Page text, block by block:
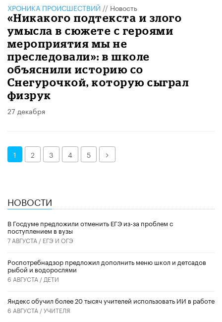
ХРОНИКА ПРОИСШЕСТВИЙ // Новость
«Никакого подтекста и злого
умысла в сюжете с героями
мероприятия мы не
преследовали»: в школе
объяснили историю со
Снегурочкой, которую сыграл
физрук
27 декабря
1 2 3 4 5 Далее
НОВОСТИ
В Госдуме предложили отменить ЕГЭ из-за проблем с
поступлением в вузы
7 АВГУСТА / ЕГЭ И ОГЭ
Роспотребнадзор предложил дополнить меню школ и детсадов
рыбой и водорослями
6 АВГУСТА / ДЕТИ
​Яндекс обучил более 20 тысяч учителей использовать ИИ в работе
6 АВГУСТА /УЧИТЕЛЯ